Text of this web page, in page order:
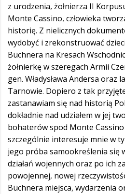
z urodzenia, żołnierza II
Monte Cassino, człowieka
historię. Z nielicznych
wydobyć i zrekonstruować
Büchnera na Kresach
żołnierkę w szeregach Armii
gen. Władysława Andersa oraz
Tarnowie. Dopiero z tak
zastanawiam się nad historią
dokładnie nad udziałem w jej
bohaterów spod Monte Cassino
szczególnie interesuje mnie w
jego próba samookreślenia się
działań wojennych oraz po ich
powojennej, nowej
Büchnera miejsca, wydarzenia